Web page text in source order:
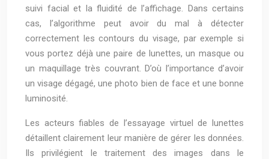
suivi facial et la fluidité de l’affichage. Dans certains
cas, l’algorithme peut avoir du mal à détecter
correctement les contours du visage, par exemple si
vous portez déjà une paire de lunettes, un masque ou
un maquillage très couvrant. D’où l’importance d’avoir
un visage dégagé, une photo bien de face et une bonne
luminosité.
Les acteurs fiables de l’essayage virtuel de lunettes
détaillent clairement leur manière de gérer les données.
Ils privilégient le traitement des images dans le